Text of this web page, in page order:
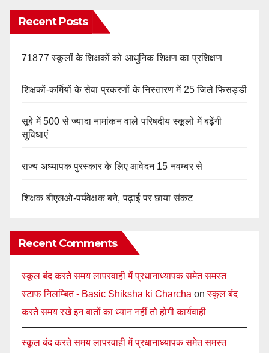
Recent Posts
71877 स्कूलों के शिक्षकों को आधुनिक शिक्षण का प्रशिक्षण
शिक्षकों-कर्मियों के सेवा प्रकरणों के निस्तारण में 25 जिले फिसड्डी
सूबे में 500 से ज्यादा नामांकन वाले परिषदीय स्कूलों में बढ़ेंगी
सुविधाएं
राज्य अध्यापक पुरस्कार के लिए आवेदन 15 नवम्बर से
शिक्षक बीएलओ-पर्यवेक्षक बने, पढ़ाई पर छाया संकट
Recent Comments
स्कूल बंद करते समय लापरवाही में प्रधानाध्यापक समेत समस्त
स्टाफ निलम्बित - Basic Shiksha ki Charcha onस्कूल बंद
करते समय रखे इन बातों का ध्यान नहीं तो होगी कार्यवाही
स्कूल बंद करते समय लापरवाही में प्रधानाध्यापक समेत समस्त